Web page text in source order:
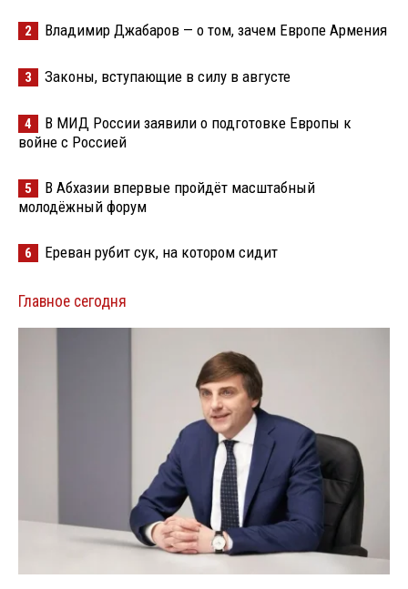
2 Владимир Джабаров — о том, зачем Европе Армения
3 Законы, вступающие в силу в августе
4
В МИД России заявили о подготовке Европы к
войне с Россией
5
В Абхазии впервые пройдёт масштабный
молодёжный форум
6 Ереван рубит сук, на котором сидит
Главное сегодня